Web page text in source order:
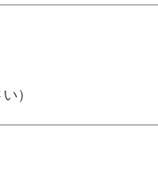
）